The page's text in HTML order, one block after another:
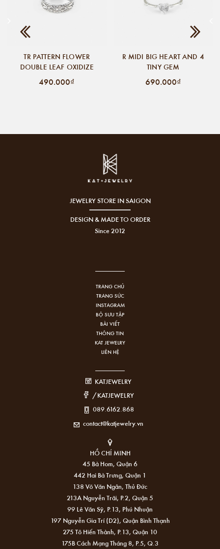
TR PATTERN FLOWER
DOUBLE LEAF OXIDIZE
490.000₫
R MIDI BIG HEART AND 4
TINY GEM
690.000₫
JEWELRY STORE IN SAIGON
DESIGN & MADE TO ORDER
Since 2012
TRANG CHỦ
TRANG SỨC
INSTAGRAM
BỘ SƯU TẬP
BÀI VIẾT
THÔNG TIN
KAT JEWELRY
LIÊN HỆ
KATJEWELRY
/KATJEWELRY
089.6162.868
contact@katjewelry.vn
HỒ CHÍ MINH
45 Bà Hom, Quận 6
442 Hai Bà Trưng, Quận 1
138 Võ Văn Ngân, Thủ Đức
213A Nguyễn Trãi, P.2, Quận 5
99 Lê Văn Sỹ, P.13, Phú Nhuận
197 Nguyễn Gia Trí (D2), Quận Bình Thạnh
275 Tô Hiến Thành, P.13, Quận 10
175B Cách Mạng Tháng 8, P.5, Q.3